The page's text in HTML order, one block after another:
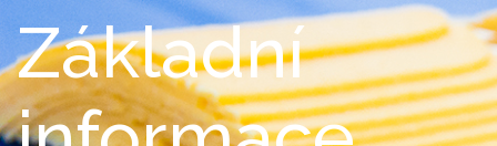
Základní